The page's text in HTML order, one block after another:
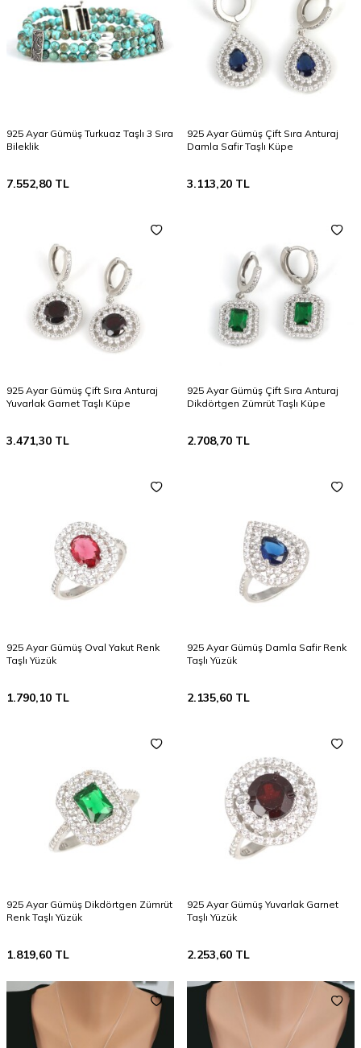
925 Ayar Gümüş Turkuaz Taşlı 3 Sıra
Bileklik
7.552,80 TL
925 Ayar Gümüş Çift Sıra Anturaj
Damla Safir Taşlı Küpe
3.113,20 TL
925 Ayar Gümüş Çift Sıra Anturaj
Yuvarlak Garnet Taşlı Küpe
3.471,30 TL
925 Ayar Gümüş Çift Sıra Anturaj
Dikdörtgen Zümrüt Taşlı Küpe
2.708,70 TL
925 Ayar Gümüş Oval Yakut Renk
Taşlı Yüzük
1.790,10 TL
925 Ayar Gümüş Damla Safir Renk
Taşlı Yüzük
2.135,60 TL
925 Ayar Gümüş Dikdörtgen Zümrüt
Renk Taşlı Yüzük
1.819,60 TL
925 Ayar Gümüş Yuvarlak Garnet
Taşlı Yüzük
2.253,60 TL